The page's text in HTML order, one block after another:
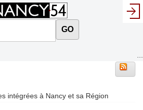
GO
intégrées à Nancy et sa Région